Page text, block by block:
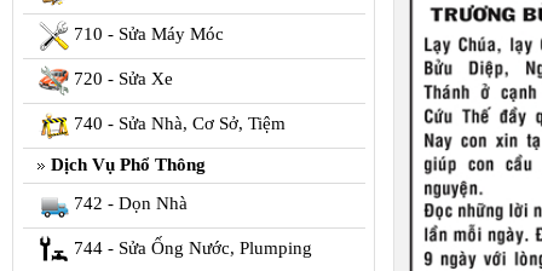
710 - Sửa Máy Móc
720 - Sửa Xe
740 - Sửa Nhà, Cơ Sở, Tiệm
Dịch Vụ Phổ Thông
742 - Dọn Nhà
744 - Sửa Ống Nước, Plumping